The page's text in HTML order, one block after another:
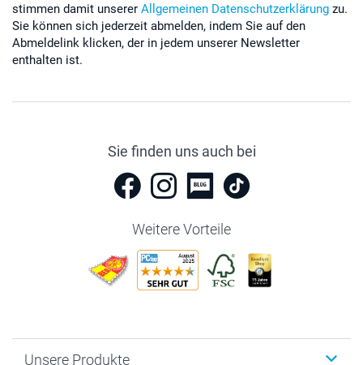
stimmen damit unserer Allgemeinen Datenschutzerklärung zu.
Sie können sich jederzeit abmelden, indem Sie auf den
Abmeldelink klicken, der in jedem unserer Newsletter
enthalten ist.
Sie finden uns auch bei
Weitere Vorteile
Unsere Produkte